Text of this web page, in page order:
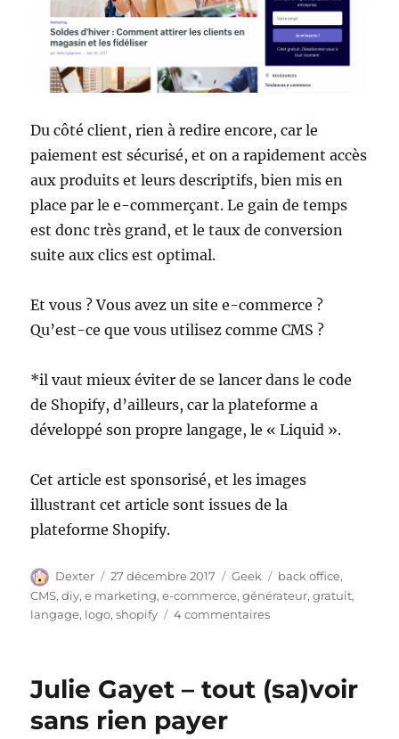
Du côté client, rien à redire encore, car le
paiement est sécurisé, et on a rapidement accès
aux produits et leurs descriptifs, bien mis en
place par le e-commerçant. Le gain de temps
est donc très grand, et le taux de conversion
suite aux clics est optimal.
Et vous ? Vous avez un site e-commerce ?
Qu’est-ce que vous utilisez comme CMS ?
*il vaut mieux éviter de se lancer dans le code
de Shopify, d’ailleurs, car la plateforme a
développé son propre langage, le « Liquid ».
Cet article est sponsorisé, et les images
illustrant cet article sont issues de la
plateforme Shopify.
Auteur
Dexter
Publié
le
27 décembre 2017 Catégories
Geek Étiquettes
back office,
CMS,diy,e marketing,e-commerce,générateur,gratuit,
langage, logo,shopify 4 commentairessur
e-
commerce
Julie Gayet – tout (sa)voir
sans rien payer